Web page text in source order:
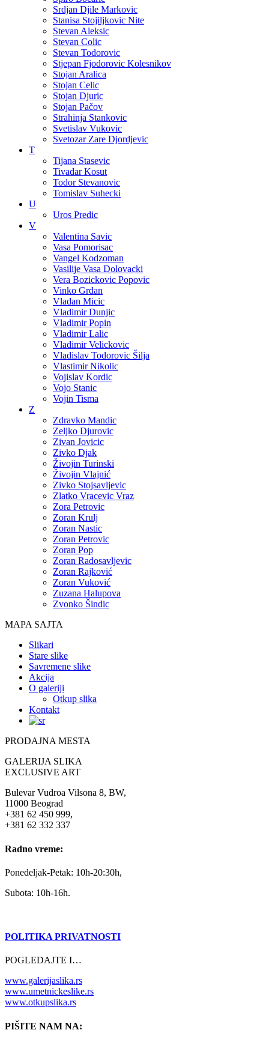
Srdjan Djile Markovic
Stanisa Stojiljkovic Nite
Stevan Aleksic
Stevan Colic
Stevan Todorovic
Stjepan Fjodorovic Kolesnikov
Stojan Aralica
Stojan Celic
Stojan Djuric
Stojan Pačov
Strahinja Stankovic
Svetislav Vukovic
Svetozar Zare Djordjevic
T
Tijana Stasevic
Tivadar Kosut
Todor Stevanovic
Tomislav Suhecki
U
Uros Predic
V
Valentina Savic
Vasa Pomorisac
Vangel Kodzoman
Vasilije Vasa Dolovacki
Vera Bozickovic Popovic
Vinko Grdan
Vladan Micic
Vladimir Dunjic
Vladimir Popin
Vladimir Lalic
Vladimir Velickovic
Vladislav Todorovic Šilja
Vlastimir Nikolic
Vojislav Kordic
Vojo Stanic
Vojin Tisma
Z
Zdravko Mandic
Zeljko Djurovic
Zivan Jovicic
Zivko Djak
Živojin Turinski
Živojin Vlajnić
Zivko Stojsavljevic
Zlatko Vracevic Vraz
Zora Petrovic
Zoran Krulj
Zoran Nastic
Zoran Petrovic
Zoran Pop
Zoran Radosavljevic
Zoran Rajković
Zoran Vuković
Zuzana Halupova
Zvonko Šindic
MAPA SAJTA
Slikari
Stare slike
Savremene slike
Akcija
O galeriji
Otkup slika
Kontakt
PRODAJNA MESTA
GALERIJA SLIKA
EXCLUSIVE ART
Bulevar Vudroa Vilsona 8, BW,
11000 Beograd
+381 62 450 999,
+381 62 332 337
Radno vreme:
Ponedeljak-Petak: 10h-20:30h,
Subota: 10h-16h.
POLITIKA PRIVATNOSTI
POGLEDAJTE I…
www.galerijaslika.rs
www.umetnickeslike.rs
www.otkupslika.rs
PIŠITE NAM NA: